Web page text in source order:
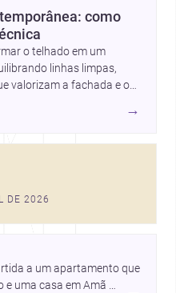
como
o telhado em um
linhas limpas,
valorizam a fachada e o
→
DE 2026
a um apartamento que
e uma casa em Amã